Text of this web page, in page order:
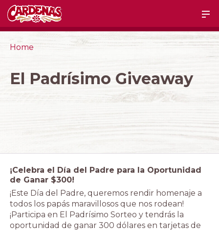
Home
El Padrísimo Giveaway
¡Celebra el Día del Padre para la Oportunidad
de Ganar $300!
¡Este Día del Padre, queremos rendir homenaje a
todos los papás maravillosos que nos rodean!
¡Participa en El Padrísimo Sorteo y tendrás la
oportunidad de ganar 300 dólares en tarjetas de